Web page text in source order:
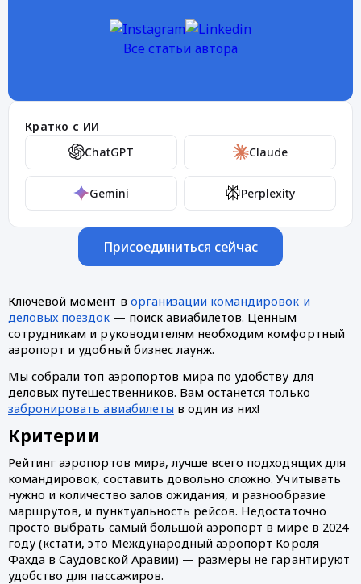
Все статьи автора
Кратко с ИИ
ChatGPT
Claude
Gemini Perplexity
Присоединиться сейчас
Ключевой момент в организации командировок и
деловых поездок — поиск авиабилетов. Ценным
сотрудникам и руководителям необходим комфортный
аэропорт и удобный бизнес лаунж.
Мы собрали топ аэропортов мира по удобству для
забронировать авиабилеты в один из них!
Критерии
Рейтинг аэропортов мира, лучше всего подходящих для
командировок, составить довольно сложно. Учитывать
нужно и количество залов ожидания, и разнообразие
маршрутов, и пунктуальность рейсов. Недостаточно
просто выбрать самый большой аэропорт в мире в 2024
году (кстати, это Международный аэропорт Короля
Фахда в Саудовской Аравии) — размеры не гарантируют
удобство для пассажиров.